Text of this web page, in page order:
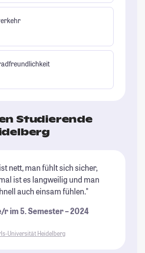
Studierende
nett, man fühlt sich sicher,
ist es langweilig und man
auch einsam fühlen."
im 5. Semester – 2024
Universität Heidelberg